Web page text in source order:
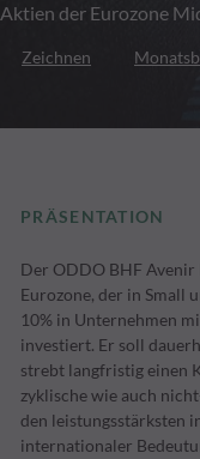
Aktien der Eurozone
Zeichnen
PRÄSENTATION
Der ODDO BHF
Eurozone, der in Small
10% in Unternehmen
investiert. Er soll
strebt langfristig einen
zyklische wie auch
den leistungsstärksten
internationaler